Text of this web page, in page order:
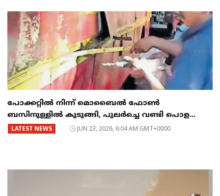
പോക്കറ്റിൽ നിന്ന് മൊബൈൽ ഫോൺ
ബസിനുള്ളിൽ കുടുങ്ങി, പുലർച്ചെ വണ്ടി പൊള...
LATEST NEWS JUN 23, 2026, 6:04 AM GMT+0000